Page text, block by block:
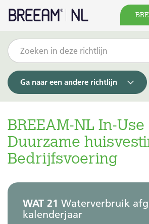
Ga naar een andere richtlijn
BREEAM-NL In-Use
Duurzame
Bedrijfsvoering
WAT 21 Waterverbruik
kalenderjaar